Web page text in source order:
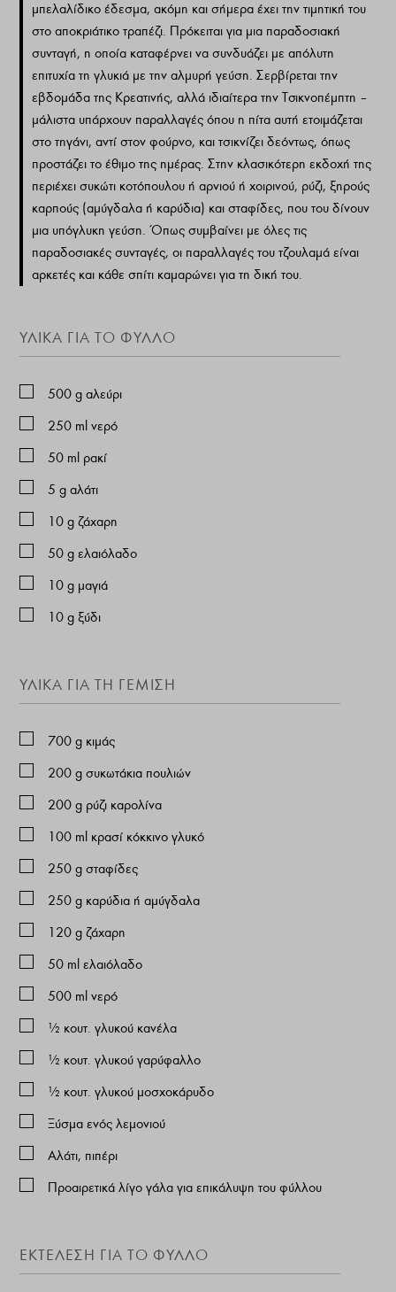
μπελαλίδικο έδεσμα, ακόμη και σήμερα έχει την τιμητική του
στο αποκριάτικο τραπέζι. Πρόκειται για μια παραδοσιακή
συνταγή, η οποία καταφέρνει να συνδυάζει με απόλυτη
επιτυχία τη γλυκιά με την αλμυρή γεύση. Σερβίρεται την
εβδομάδα της Κρεατινής, αλλά ιδιαίτερα την Τσικνοπέμπτη –
μάλιστα υπάρχουν παραλλαγές όπου η πίτα αυτή ετοιμάζεται
στο τηγάνι, αντί στον φούρνο, και τσικνίζει δεόντως, όπως
προστάζει το έθιμο της ημέρας. Στην κλασικότερη εκδοχή της
περιέχει συκώτι κοτόπουλου ή αρνιού ή χοιρινού, ρύζι, ξηρούς
καρπούς (αμύγδαλα ή καρύδια) και σταφίδες, που του δίνουν
μια υπόγλυκη γεύση. Όπως συμβαίνει με όλες τις
παραδοσιακές συνταγές, οι παραλλαγές του τζουλαμά είναι
αρκετές και κάθε σπίτι καμαρώνει για τη δική του.
ΥΛΙΚΆ ΓΙΑ ΤΟ ΦΎΛΛΟ
500 g αλεύρι
250 ml νερό
50 ml ρακί
5 g αλάτι
10 g ζάχαρη
50 g ελαιόλαδο
10 g μαγιά
10 g ξύδι
ΥΛΙΚΆ ΓΙΑ ΤΗ ΓΈΜΙΣΗ
700 g κιμάς
200 g συκωτάκια πουλιών
200 g ρύζι καρολίνα
100 ml κρασί κόκκινο γλυκό
250 g σταφίδες
250 g καρύδια ή αμύγδαλα
120 g ζάχαρη
50 ml ελαιόλαδο
500 ml νερό
½ κουτ. γλυκού κανέλα
½ κουτ. γλυκού γαρύφαλλο
½ κουτ. γλυκού μοσχοκάρυδο
Ξύσμα ενός λεμονιού
Αλάτι, πιπέρι
Προαιρετικά λίγο γάλα για επικάλυψη του φύλλου
ΕΚΤΕΛΕΣΗ ΓΙΑ ΤΟ ΦΥΛΛΟ